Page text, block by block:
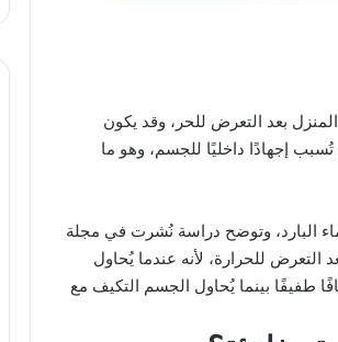
بعد التعرض للحر، وقد يكون
تُسبب إجهادًا داخليًا للجسم، وهو ما
البارد، وتوضح دراسة نُشرت في مجلة
للحرارة، لأنه عندما يُحاول
طفيفًا بينما يُحاول الجسم التكيف مع